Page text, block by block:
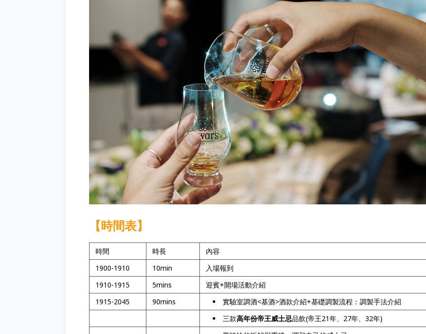
【時間表】
時間 時長
內容
1900-1910
10min
入場報到
1910-1915
5mins
迎賓+開場活動介紹
1915-2045
90mins
實驗室調酒<基酒>酒款介紹+基礎調製流程：調製手法介紹
三款高年份帝王威士忌品飲(帝王21年、27年、32年)